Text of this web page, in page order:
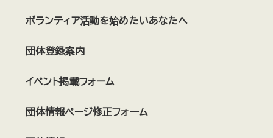
ボランティア活動を始めたいあなたへ
団体登録案内
イベント掲載フォーム
団体情報ページ修正フォーム